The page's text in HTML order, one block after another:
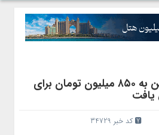
وام نهضت ملی مسکن به ۸۵۰ میلیون تومان برای
کد خبر 34729